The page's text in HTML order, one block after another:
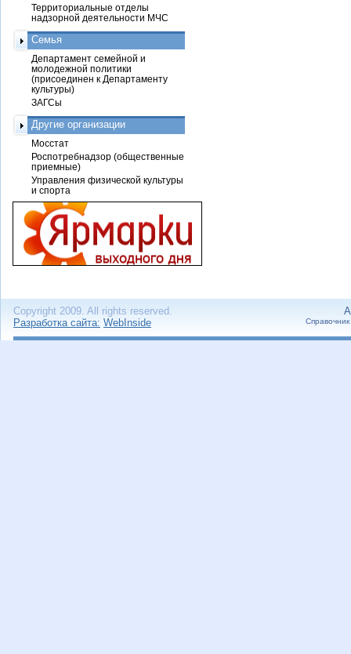
Территориальные отделы
надзорной деятельности МЧС
Семья
Департамент семейной и
молодежной политики
(присоединен к Департаменту
культуры)
ЗАГСы
Другие организации
Мосстат
Роспотребнадзор (общественные
приемные)
Управления физической культуры
и спорта
Copyright 2009. All rights reserved.
Разработка сайта: WebInside